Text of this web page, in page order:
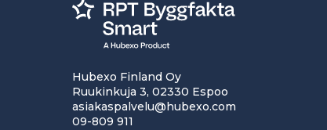
Hubexo Finland Oy
Ruukinkuja 3, 02330 Espoo
asiakaspalvelu@hubexo.com
09-809 911